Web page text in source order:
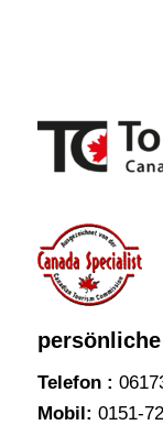
Telefon :
Mobil: 0151-